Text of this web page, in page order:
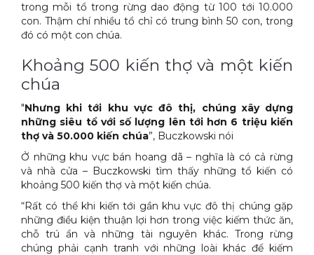
trong mỗi tổ trong rừng dao động từ 100 tới 10.000
con. Thậm chí nhiều tổ chỉ có trung bình 50 con, trong
đó có một con chúa.
Khoảng 500 kiến thợ và một kiến
chúa
"Nhưng khi tới khu vực đô thị, chúng xây dựng
những siêu tổ với số lượng lên tới hơn 6 triệu kiến
thợ và 50.000 kiến chúa”, Buczkowski nói
Ở những khu vực bán hoang dã – nghĩa là có cả rừng
và nhà cửa – Buczkowski tìm thấy những tổ kiến có
khoảng 500 kiến thợ và một kiến chúa.
“Rất có thể khi kiến tới gần khu vực đô thị chúng gặp
những điều kiện thuận lợi hơn trong việc kiếm thức ăn,
chỗ trú ẩn và những tài nguyên khác. Trong rừng
chúng phải cạnh tranh với những loài khác để kiếm